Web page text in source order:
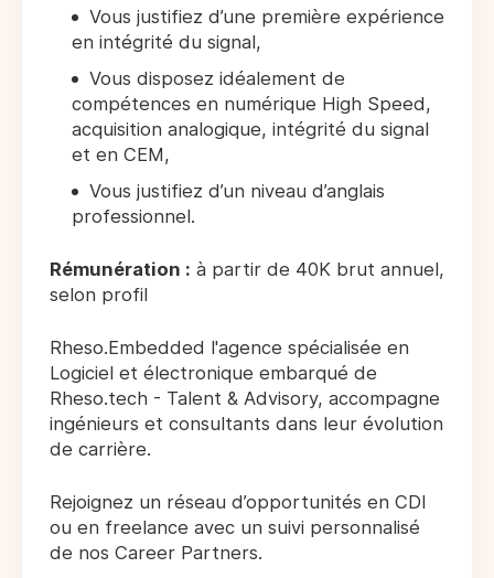
Vous justifiez d’une première expérience
en intégrité du signal,
Vous disposez idéalement de
compétences en numérique High Speed,
acquisition analogique, intégrité du signal
et en CEM,
Vous justifiez d’un niveau d’anglais
professionnel.
Rémunération : à partir de 40K brut annuel,
selon profil
Rheso.Embedded l'agence spécialisée en
Logiciel et électronique embarqué de
Rheso.tech - Talent & Advisory, accompagne
ingénieurs et consultants dans leur évolution
de carrière.
Rejoignez un réseau d’opportunités en CDI
ou en freelance avec un suivi personnalisé
de nos Career Partners.